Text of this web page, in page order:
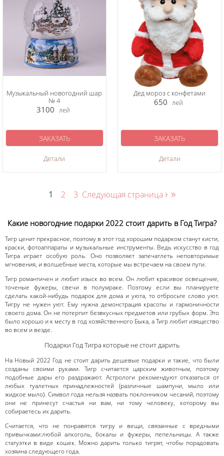
Музыкальный новогодний шар
№ 4
3100 лей
Детали
ЗАКАЗАТЬ
Дед мороз с конфетами
650 лей
Детали
ЗАКАЗАТЬ
1 2 3 Следующая страница › »
Какие новогодние подарки 2022 стоит дарить в Год Тигра?
Тигр ценит прекрасное, поэтому в этот год хорошим подарком станут кисти,
краски, фотоаппараты и музыкальные инструменты. Ведь искусство в год
Тигра играет особую роль. Оно позволяет запечатлеть неповторимые
мгновения, и волшебные места, которые мы встречаем на своем пути.
Тигр романтичен и любит изыск во всем. Он любит красивое освещение,
точеные фужеры, свечи в полумраке. Поэтому если вы планируете
сделать какой-нибудь подарок для дома и уюта, то отбросьте слово уют.
Тигру не нужен уют. Ему нужна демонстрация красоты и гармоничности
своего дома. Он не потерпит безвкусных предметов или грубых форм. Это
было хорошо и к месту в год хозяйственного Быка, а Тигр любит изящество
во всем и везде.
Подарки Год Тигра которые не стоит дарить
На Новый 2022 Год не стоит дарить дешевые подарки и такие, что были
созданы своими руками. Тигр считается царским животным, поэтому
подобные дары его раздражают. Астрологи рекомендуют отказаться от
любых туалетных принадлежностей (различные шампуни, мыло или
жидкое мыло). Символ года нельзя назвать поклонником чесаний, поэтому
они не принесут счастья ни вам, ни тому человеку, которому вы
собираетесь их дарить.
Считается, что не понравятся тигру и вещи, связанные с вредными
привычками:любой алкоголь, бокалы и фужеры, пепельницы. А также
статуэтки в виде кошек. Можно дарить только тигрят, чтобы порадовать
хозяина следующего года.